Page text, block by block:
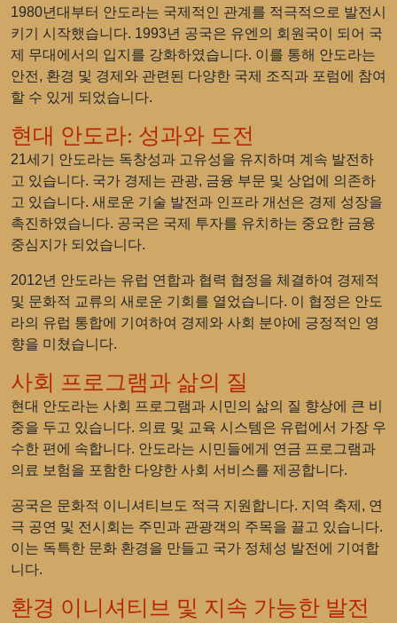
1980년대부터 안도라는 국제적인 관계를 적극적으로 발전시
키기 시작했습니다. 1993년 공국은 유엔의 회원국이 되어 국
제 무대에서의 입지를 강화하였습니다. 이를 통해 안도라는
안전, 환경 및 경제와 관련된 다양한 국제 조직과 포럼에 참여
할 수 있게 되었습니다.
현대 안도라: 성과와 도전
21세기 안도라는 독창성과 고유성을 유지하며 계속 발전하
고 있습니다. 국가 경제는 관광, 금융 부문 및 상업에 의존하
고 있습니다. 새로운 기술 발전과 인프라 개선은 경제 성장을
촉진하였습니다. 공국은 국제 투자를 유치하는 중요한 금융
중심지가 되었습니다.
2012년 안도라는 유럽 연합과 협력 협정을 체결하여 경제적
및 문화적 교류의 새로운 기회를 열었습니다. 이 협정은 안도
라의 유럽 통합에 기여하여 경제와 사회 분야에 긍정적인 영
향을 미쳤습니다.
사회 프로그램과 삶의 질
현대 안도라는 사회 프로그램과 시민의 삶의 질 향상에 큰 비
중을 두고 있습니다. 의료 및 교육 시스템은 유럽에서 가장 우
수한 편에 속합니다. 안도라는 시민들에게 연금 프로그램과
의료 보험을 포함한 다양한 사회 서비스를 제공합니다.
공국은 문화적 이니셔티브도 적극 지원합니다. 지역 축제, 연
극 공연 및 전시회는 주민과 관광객의 주목을 끌고 있습니다.
이는 독특한 문화 환경을 만들고 국가 정체성 발전에 기여합
니다.
환경 이니셔티브 및 지속 가능한 발전